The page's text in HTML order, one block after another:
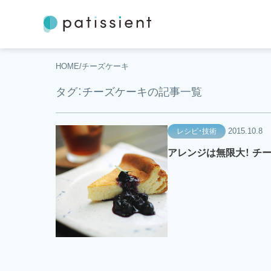
HOME チーズケーキ
タグ：チーズケーキの記事一覧
レシピ・技術 2015.10.8
アレンジは無限大！ チ